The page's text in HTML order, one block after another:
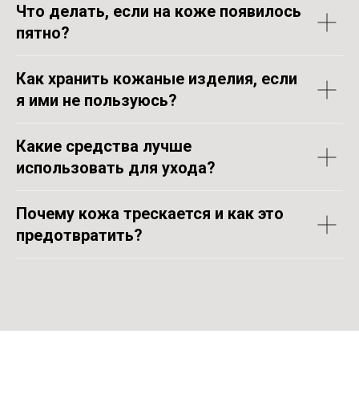
Что делать, если на коже появилось
пятно?
Как хранить кожаные изделия, если
я ими не пользуюсь?
Какие средства лучше
использовать для ухода?
Почему кожа трескается и как это
предотвратить?